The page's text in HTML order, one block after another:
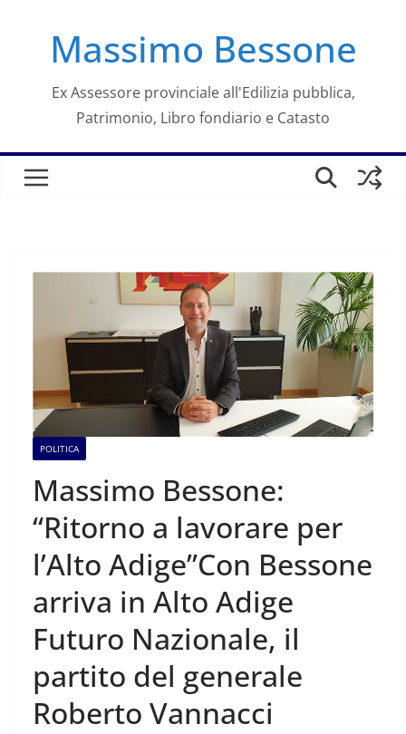
contenutoMassimo Bessone
Ex Assessore provinciale all'Edilizia pubblica,
Patrimonio, Libro fondiario e Catasto
POLITICA
Massimo Bessone:
“Ritorno a lavorare per
l’Alto Adige”Con Bessone
arriva in Alto Adige
Futuro Nazionale, il
partito del generale
Roberto Vannacci